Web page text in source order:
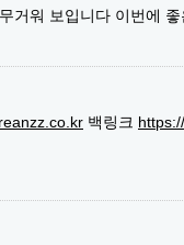
워 보입니다 이번에
백링크